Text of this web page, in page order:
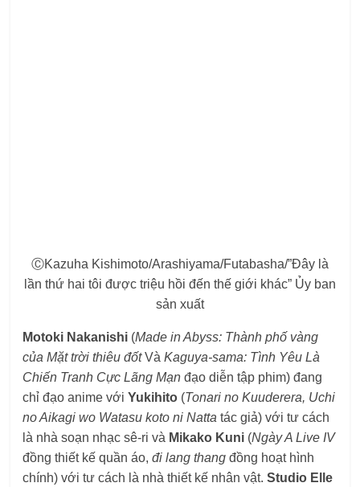
ⒸKazuha Kishimoto/Arashiyama/Futabasha/”Đây là
lần thứ hai tôi được triệu hồi đến thế giới khác” Ủy ban
sản xuất
Motoki Nakanishi (Made in Abyss: Thành phố vàng
của Mặt trời thiêu đốtVàKaguya-sama: Tình Yêu Là
Chiến Tranh Cực Lãng Mạnđạo diễn tập phim) đang
chỉ đạo anime vớiYukihito (Tonari no Kuuderera, Uchi
no Aikagi wo Watasu koto ni Natta tác giả) với tư cách
là nhà soạn nhạc sê-ri và Mikako Kuni (Ngày A Live IV
đồng thiết kế quần áo,đi lang thangđồng hoạt hình
chính) với tư cách là nhà thiết kế nhân vật.Studio Elle